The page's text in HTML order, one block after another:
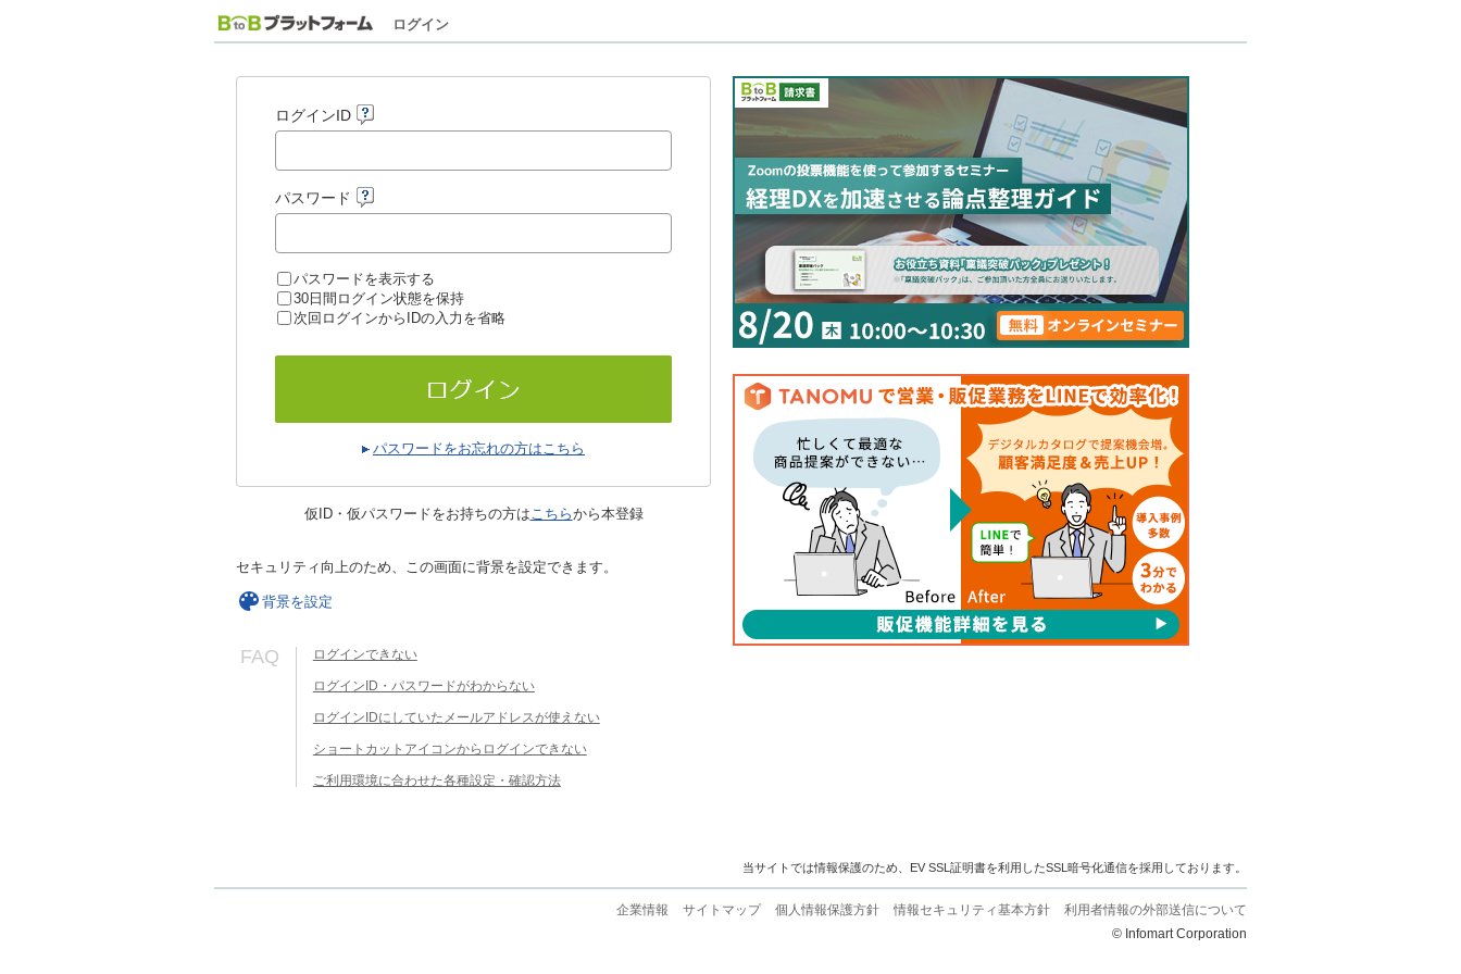
ログイン
ログインID
パスワード
パスワードを表示する
30日間ログイン状態を保持
次回ログインからIDの入力を省略
パスワードをお忘れの方はこちら
仮ID・仮パスワードをお持ちの方はこちらから本登録
セキュリティ向上のため、この画面に背景を設定できます。
背景を設定
FAQ ログインできない
ログインID・パスワードがわからない
ログインIDにしていたメールアドレスが使えない
ショートカットアイコンからログインできない
ご利用環境に合わせた各種設定・確認方法
当サイトでは情報保護のため、EV SSL証明書を利用したSSL暗号化通信を採用しております。
企業情報 サイトマップ 個人情報保護方針 情報セキュリティ基本方針
利用者情報の外部送信について
© Infomart Corporation